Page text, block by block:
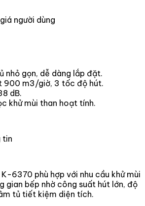
người dùng
nhỏ gọn, dễ dàng lắp đặt.
900 m3/giờ, 3 tốc độ hút.
dB.
khử mùi than hoạt tính.
tin
6370 phù hợp với nhu cầu khử mùi
gian bếp nhờ công suất hút lớn, độ
tủ tiết kiệm diện tích.